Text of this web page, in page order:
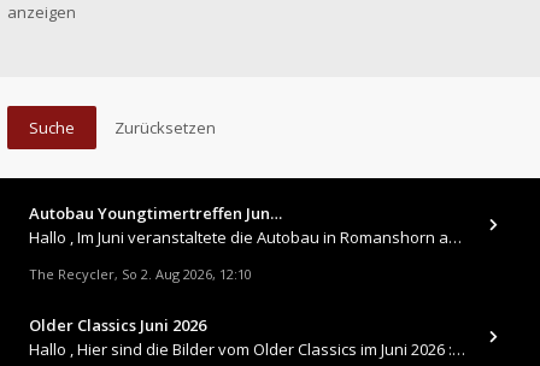
anzeigen
Autobau Youngtimertreffen Jun…
Hallo , Im Juni veranstaltete die Autobau in Romanshorn auf ihrem Gelände ein kleines Youngtimertreffen : https://up.
The Recycler, So 2. Aug 2026, 12:10
Older Classics Juni 2026
​Hallo , Hier sind die Bilder vom Older Classics im Juni 2026 : https://up.picr.de/51155940wd.jpg https://up.pic